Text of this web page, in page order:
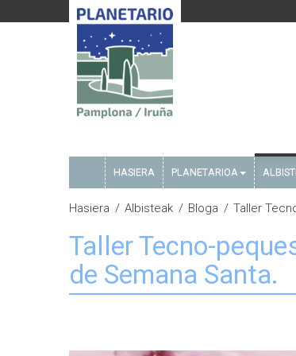
HASIERA PLANETARIOA
Hasiera Albisteak Bloga Taller
Taller Tecno-
de Semana Santa.